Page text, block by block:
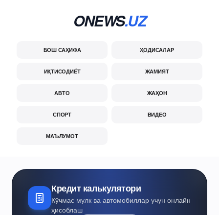
ONEWS.UZ
БОШ САҲИФА ҲОДИСАЛАР
ИҚТИСОДИЁТ ЖАМИЯТ
АВТО ЖАҲОН
СПОРТ ВИДЕО
МАЪЛУМОТ
Кредит калькулятори
Кўчмас мулк ва автомобиллар учун онлайн
ҳисоблаш